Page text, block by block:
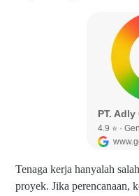
Tenaga kerja hanyalah
proyek. Jika perencanaan,